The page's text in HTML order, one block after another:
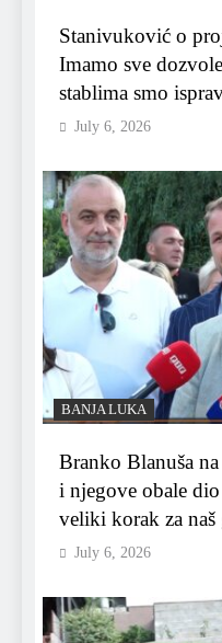
Stanivuković o
Imamo sve
stablima smo
July 6, 2026
BANJA LUKA
Branko Blanuša
i njegove obale
veliki korak za naš
July 6, 2026